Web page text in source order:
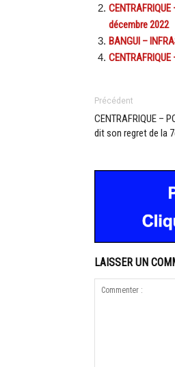
décembre 2022
BANGUI –
Précédent
CENTRAFRIQUE –
dit son regret de la
LAISSER UN